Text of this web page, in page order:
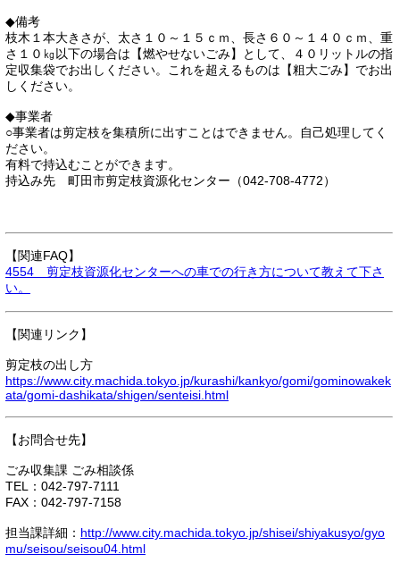
◆備考
枝木１本大きさが、太さ１０～１５ｃｍ、長さ６０～１４０ｃｍ、重
さ１０㎏以下の場合は【燃やせないごみ】として、４０リットルの指
定収集袋でお出しください。これを超えるものは【粗大ごみ】でお出
しください。
◆事業者
○事業者は剪定枝を集積所に出すことはできません。自己処理してく
ださい。
有料で持込むことができます。
持込み先 町田市剪定枝資源化センター（042-708-4772）
【関連FAQ】
4554 剪定枝資源化センターへの車での行き方について教えて下さ
い。
【関連リンク】
剪定枝の出し方
https://www.city.machida.tokyo.jp/kurashi/kankyo/gomi/gominowakek
ata/gomi-dashikata/shigen/senteisi.html
【お問合せ先】
ごみ収集課 ごみ相談係
TEL：042-797-7111
FAX：042-797-7158
担当課詳細： http://www.city.machida.tokyo.jp/shisei/shiyakusyo/gyo
mu/seisou/seisou04.html